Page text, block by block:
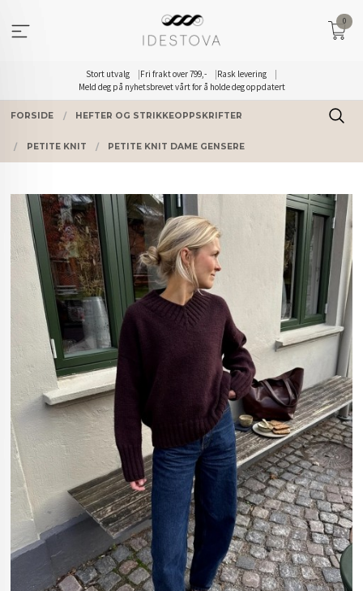
innholdet
Stort utvalg Fri frakt over 799,-
Rask levering
Meld deg på nyhetsbrevet vårt for å holde deg oppdatert
0
FORSIDE HEFTER OG STRIKKEOPPSKRIFTER
PETITE KNIT PETITE KNIT DAME GENSERE